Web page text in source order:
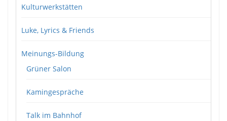
Kulturwerkstätten
Luke, Lyrics & Friends
Meinungs-Bildung
Grüner Salon
Kamingespräche
Talk im Bahnhof